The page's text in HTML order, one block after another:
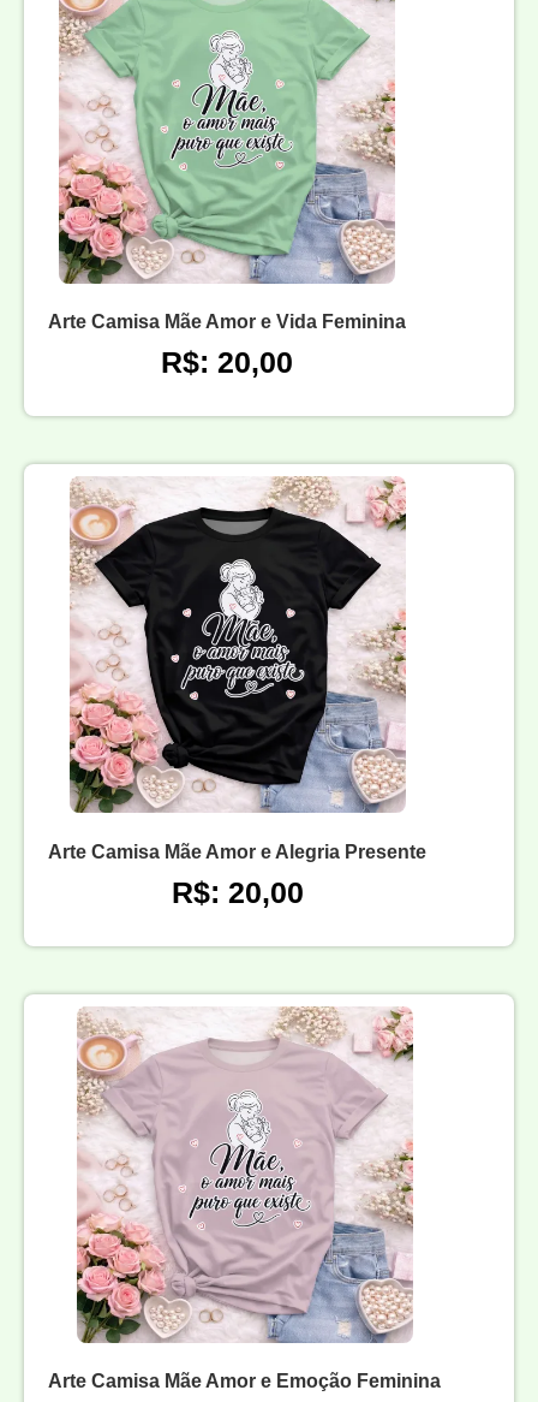
Arte Camisa Mãe Amor e Vida Feminina
R$: 20,00
Arte Camisa Mãe Amor e Alegria Presente
R$: 20,00
Arte Camisa Mãe Amor e Emoção Feminina